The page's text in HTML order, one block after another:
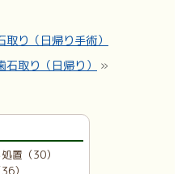
り（日帰り手術）
取り（日帰り）
»
置（30）